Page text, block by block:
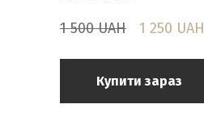
1 500 UAH
1 250 UAH
Купити зараз